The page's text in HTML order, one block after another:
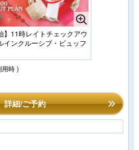
】11時レイトチェックアウ
インクルーシブ・ビュッフ
用時 )
詳細/ご予約